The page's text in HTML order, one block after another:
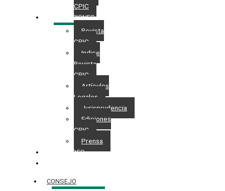
CPIC
PUBLICACIONES
Revista
CPIC
Indice
Revista
CPIC
Artículos
Legales
Jurisprudencia
Ediciones
CPIC
Prensa
NOVEDADES
CONSEJO